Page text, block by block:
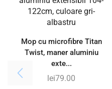
Mop cu microfibre Titan
Twist, maner aluminiu
exte...
lei79.00